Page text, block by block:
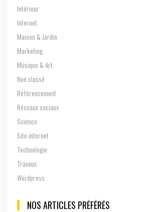
Intérieur
Internet
Maison & Jardin
Marketing
Musique & Art
Non classé
Référencement
Réseaux sociaux
Science
Site internet
Technologie
Travaux
Wordpress
NOS ARTICLES PRÉFÉRÉS